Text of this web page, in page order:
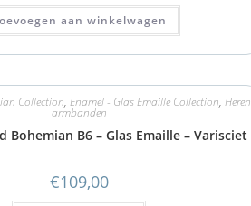
aan winkelwagen
Collection, Enamel - Glas Emaille Collection, Heren
armbanden
Bohemian B6 – Glas Emaille – Varisciet
€109,00